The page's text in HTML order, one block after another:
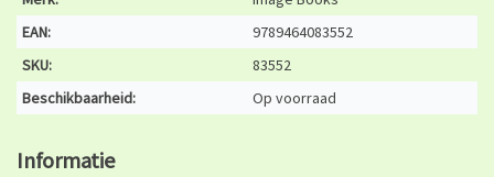
EAN:
9789464083552
SKU:
83552
Beschikbaarheid:
Op voorraad
Informatie